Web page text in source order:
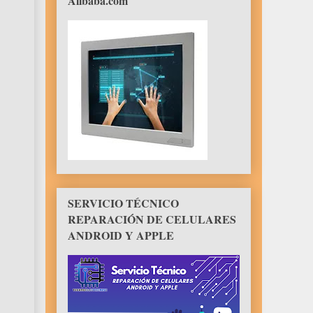
SERVICIO TÉCNICO
REPARACIÓN DE CELULARES
ANDROID Y APPLE